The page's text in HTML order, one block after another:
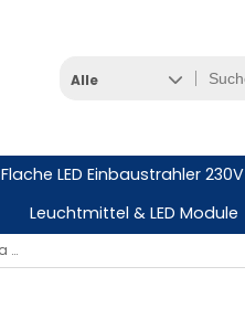
Alle
Flache LED Einbaustrahler 230V
Leuchtmittel & LED Module
Bad Einbaustrahler Enya | Flach | IP44 | 230V | 7W | SMD Modul